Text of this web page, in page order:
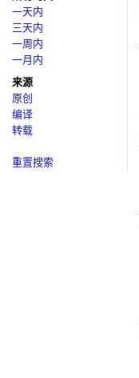
一天内
三天内
一周内
一月内
来源
原创
编译
转载
重置搜索